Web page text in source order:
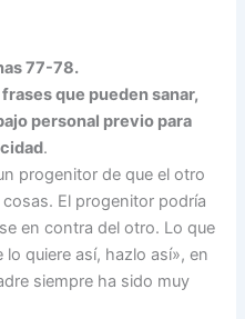
77-78.
que pueden sanar,
personal previo para
.
progenitor de que el otro
El progenitor podría
en contra del otro. Lo que
quiere así, hazlo así», en
siempre ha sido muy